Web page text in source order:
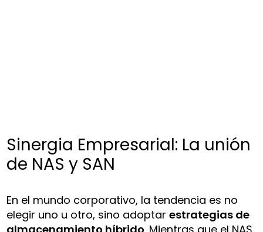
Sinergia Empresarial: La unión
de NAS y SAN
En el mundo corporativo, la tendencia es no
elegir uno u otro, sino adoptarestrategias de